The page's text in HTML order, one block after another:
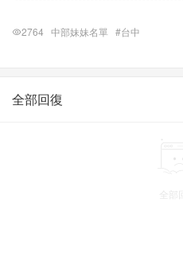
2764 中部妹妹名單 #台中
全部回復
全部